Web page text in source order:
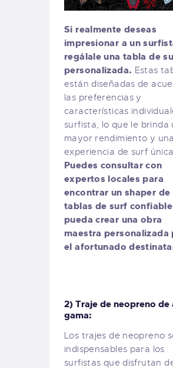
Si realmente deseas
impresionar a un
regálale una tabla de
personalizada. Estas
están diseñadas de
las preferencias y
características
surfista, lo que le brinda
mayor rendimiento y una
experiencia de surf
Puedes consultar con
expertos locales para
encontrar un shaper de
tablas de surf
pueda crear una obra
maestra personalizada
el afortunado
2) Traje de neopreno de
gama:
Los trajes de neopreno
indispensables para los
surfistas que disfrutan